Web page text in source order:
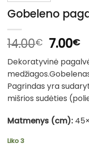
Gobeleno
14.00€ Original
price
was:
14.00€.
7.00€
Dekoratyvinė
Pagrindas yra
mišrios sudėties
Matmenys (cm):
Liko 3